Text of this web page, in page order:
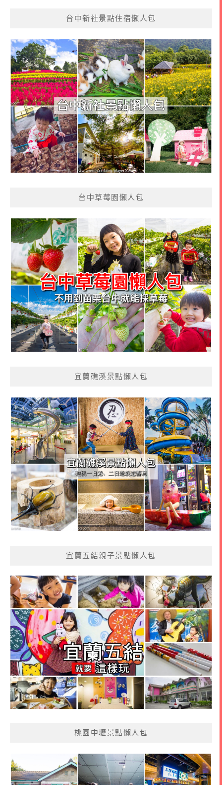
台中新社景點住宿懶人包
台中草莓園懶人包
宜蘭礁溪景點懶人包
宜蘭五結親子景點懶人包
桃園中壢景點懶人包